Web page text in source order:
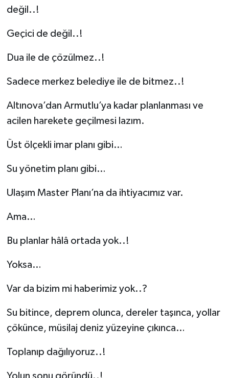
değil..!
Geçici de değil..!
Dua ile de çözülmez..!
Sadece merkez belediye ile de bitmez..!
Altınova’dan Armutlu’ya kadar planlanması ve
acilen harekete geçilmesi lazım.
Üst ölçekli imar planı gibi…
Su yönetim planı gibi…
Ulaşım Master Planı’na da ihtiyacımız var.
Ama…
Bu planlar hâlâ ortada yok..!
Yoksa…
Var da bizim mi haberimiz yok..?
Su bitince, deprem olunca, dereler taşınca, yollar
çökünce, müsilaj deniz yüzeyine çıkınca…
Toplanıp dağılıyoruz..!
Yolun sonu göründü..!